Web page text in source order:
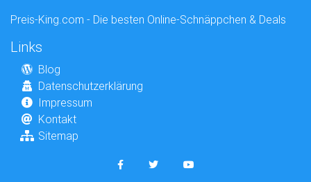
Preis-King.com - Die besten Online-Schnäppchen & Deals
Links
Blog
Datenschutzerklärung
Impressum
Kontakt
Sitemap